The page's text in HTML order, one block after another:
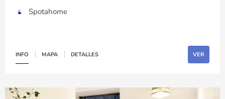
Spotahome
INFO MAPA DETALLES VER